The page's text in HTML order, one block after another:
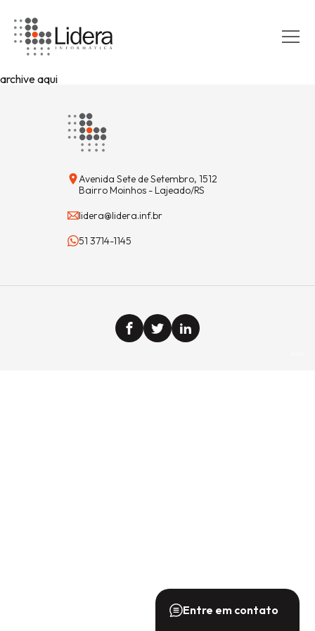
archive aqui
Avenida Sete de Setembro, 1512
Bairro Moinhos - Lajeado/RS
lidera@lidera.inf.br
51 3714-1145
Entre em contato